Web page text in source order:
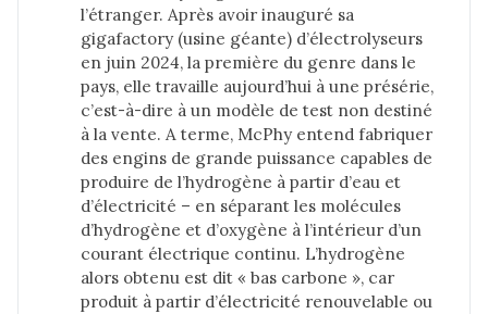
l’étranger. Après avoir inauguré sa
gigafactory (usine géante) d’électrolyseurs
en juin 2024, la première du genre dans le
pays, elle travaille aujourd’hui à une présérie,
c’est-à-dire à un modèle de test non destiné
à la vente. A terme, McPhy entend fabriquer
des engins de grande puissance capables de
produire de l’hydrogène à partir d’eau et
d’électricité – en séparant les molécules
d’hydrogène et d’oxygène à l’intérieur d’un
courant électrique continu. L’hydrogène
alors obtenu est dit « bas carbone », car
produit à partir d’électricité renouvelable ou